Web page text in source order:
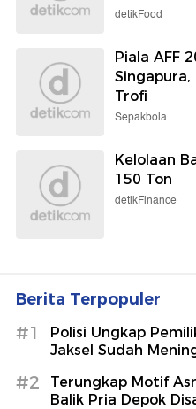
detikFood
Piala AFF
Singapura,
Trofi
Sepakbola
Kelolaan
150 Ton
detikFinance
Berita Terpopuler
#1
Polisi Ungkap
Jaksel Sudah
#2
Terungkap Motif
Balik Pria Depok